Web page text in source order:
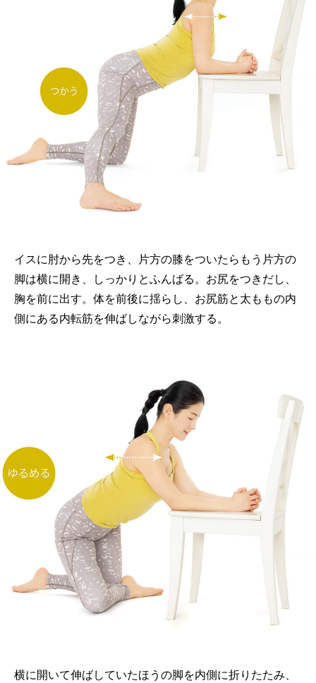
イスに肘から先をつき、片方の膝をついたらもう片方の
脚は横に開き、しっかりとふんばる。お尻をつきだし、
胸を前に出す。体を前後に揺らし、お尻筋と太ももの内
側にある内転筋を伸ばしながら刺激する。
横に開いて伸ばしていたほうの脚を内側に折りたたみ、